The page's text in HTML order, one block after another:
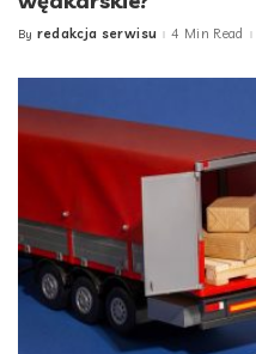
Posted
By redakcja serwisu 4 Min Read